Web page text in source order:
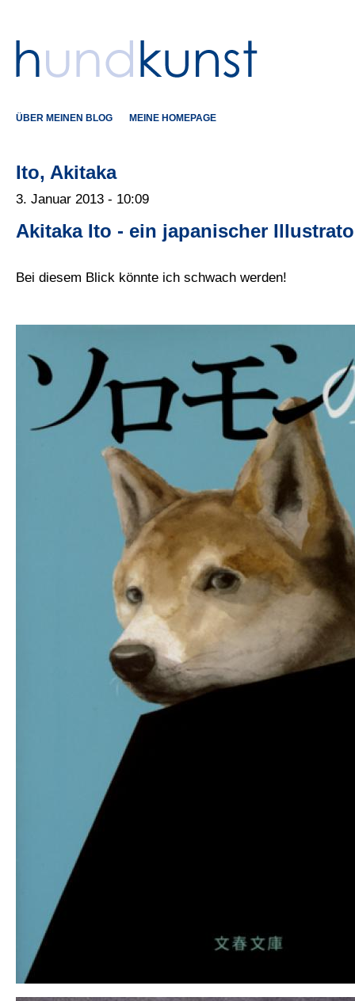
ÜBER MEINEN BLOG MEINE HOMEPAGE
Ito, Akitaka
3. Januar 2013 - 10:09
Akitaka Ito - ein japanischer
Bei diesem Blick könnte ich schwach werden!